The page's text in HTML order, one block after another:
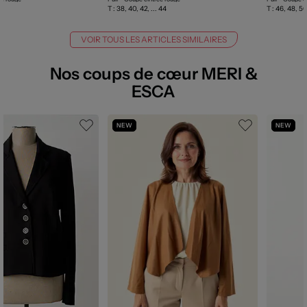
T : 38, 40, 42, ... 44 T : 46, 48,
VOIR TOUS LES ARTICLES SIMILAIRES
Nos coups de cœur MERI &
ESCA
NEW NEW